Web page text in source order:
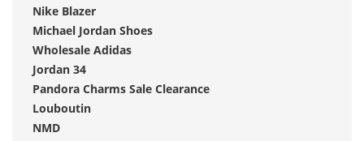
Nike Blazer
Michael Jordan Shoes
Wholesale Adidas
Jordan 34
Pandora Charms Sale Clearance
Louboutin
NMD